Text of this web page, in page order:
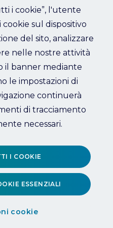
i cookie”, l'utente
sul dispositivo
del sito, analizzare
nelle nostre attività
il banner mediante
le impostazioni di
continuerà
di tracciamento
necessari.
cookie
ESSENZIALI
I COOKIE